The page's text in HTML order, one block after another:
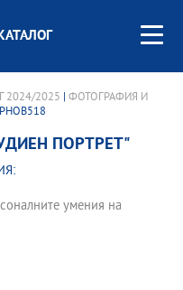
2024/2025
ФОТОГРАФИЯ И
PHOB518
ПОРТРЕТ"
умения на